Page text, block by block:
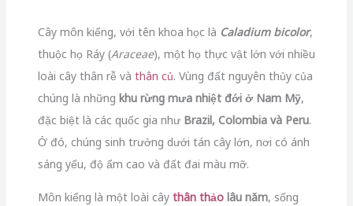
Cây môn kiểng, với tên khoa học là Caladium bicolor,
thuộc họ Ráy (Araceae), một họ thực vật lớn với nhiều
loài cây thân rễ và thân củ. Vùng đất nguyên thủy của
chúng là những khu rừng mưa nhiệt đới ở Nam Mỹ,
đặc biệt là các quốc gia như Brazil, Colombia và Peru.
Ở đó, chúng sinh trưởng dưới tán cây lớn, nơi có ánh
sáng yếu, độ ẩm cao và đất đai màu mỡ.
Môn kiểng là một loài cây thân thảolâu năm, sống